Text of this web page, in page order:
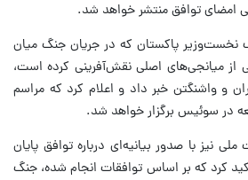
امضای توافق منتشر خواهد شد.
نخست‌وزیر پاکستان که در جریان جنگ میان
از میانجی‌های اصلی نقش‌آفرینی کرده است،
و واشنگتن خبر داد و اعلام کرد که مراسم
در سوئیس برگزار خواهد شد.
نیز با صدور بیانیه‌ای درباره توافق پایان
کرد که بر اساس توافقات انجام شده، جنگ